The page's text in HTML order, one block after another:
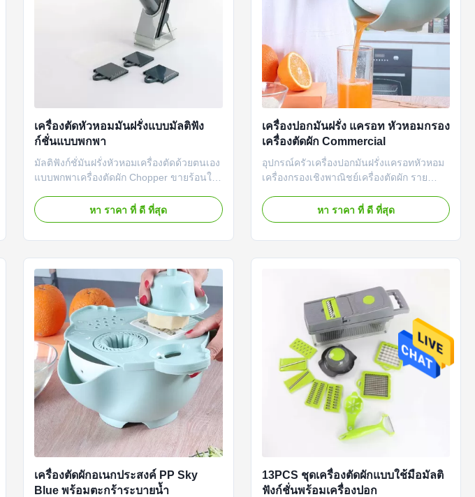
เครื่องตัดหัวหอมมันฝรั่งแบบมัลติฟัง
ก์ชั่นแบบพกพา
มัลติฟังก์ชั่มันฝรั่งหัวหอมเครื่องตัดด้วยตนเอง
แบบพกพาเครื่องตัดผัก Chopper ขายร้อนใน
เครื่องตัดผักแบบพกพาด้วยตนเอง Chopper
ข้อมูลจำเพาะ ชื่อผลิตภัณฑ์ เครื่องตัดผัก
หา ราคา ที่ ดี ที่สุด
เครื่องปอกมันฝรั่ง แครอท หัวหอมกรอง
เครื่องตัดผัก Commercial
อุปกรณ์ครัวเครื่องปอกมันฝรั่งแครอทหัวหอม
เครื่องกรองเชิงพาณิชย์เครื่องตัดผัก ราย
ผักวิเศษมัลติฟังก์ชั่นพร้อมตะกร้าระบายน้ำ
ภาชนะ และใบมีดต่างๆ เพื่อตอบสนองความ
หา ราคา ที่ ดี ที่สุด
เครื่องตัดผักอเนกประสงค์ PP Sky
Blue พร้อมตะกร้าระบายน้ำ
13PCS ชุดเครื่องตัดผักแบบใช้มือมัลติ
ฟังก์ชั่นพร้อมเครื่องปอก